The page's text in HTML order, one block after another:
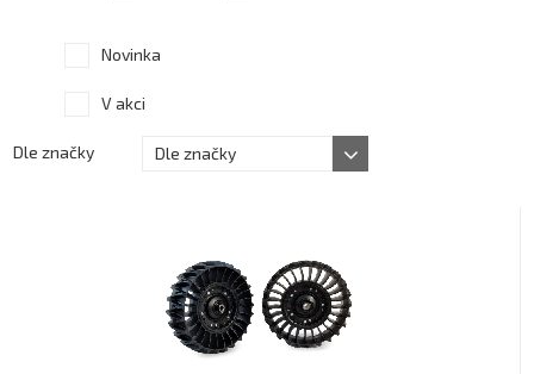
Novinka
V akci
Dle značky Dle značky